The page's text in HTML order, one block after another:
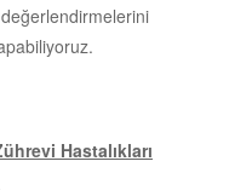
değerlendirmelerini
Hastalıkları